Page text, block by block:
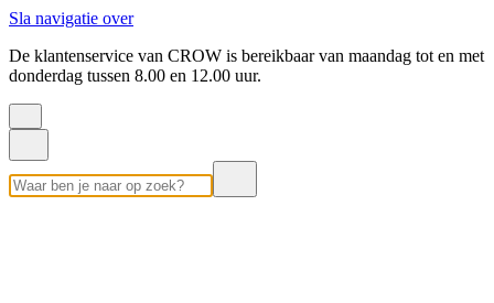
Sla navigatie over
De klantenservice van CROW is bereikbaar van maandag tot en met
donderdag tussen 8.00 en 12.00 uur.